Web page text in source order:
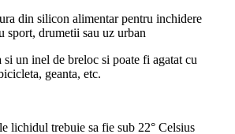
din silicon alimentar pentru inchidere
sport, drumetii sau uz urban
si un inel de breloc si poate fi agatat cu
geanta, etc.
lichidul trebuie sa fie sub 22° Celsius